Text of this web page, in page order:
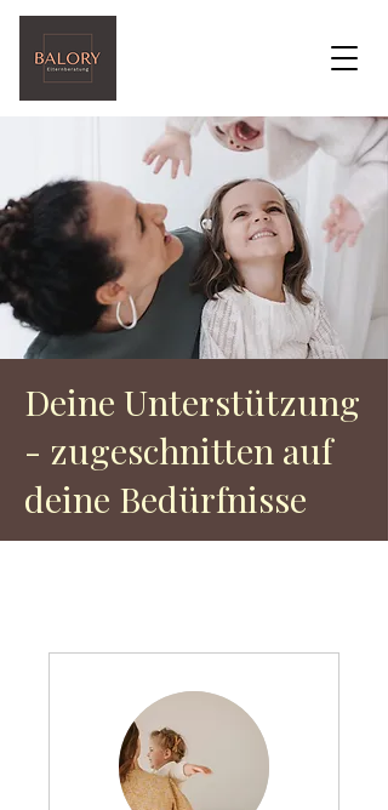
Deine Unterstützung
- zugeschnitten auf
deine Bedürfnisse